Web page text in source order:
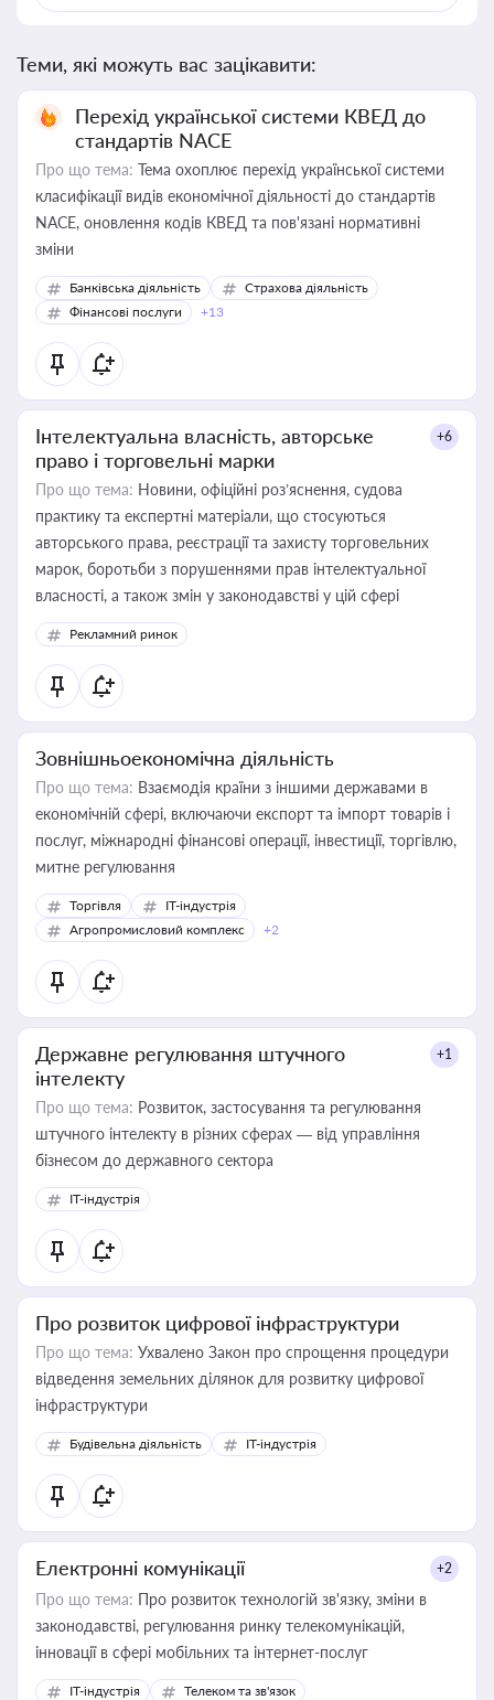
Теми, які можуть вас зацікавити:
Перехід української системи КВЕД до
стандартів NACE
Про що тема: Тема охоплює перехід української системи
класифікації видів економічної діяльності до стандартів
NACE, оновлення кодів КВЕД та пов'язані нормативні
зміни
Банківська діяльність
Страхова діяльність
Фінансові послуги
+13
Інтелектуальна власність, авторське
право і торговельні марки
+6
Про що тема: Новини, офіційні роз’яснення, судова
практику та експертні матеріали, що стосуються
авторського права, реєстрації та захисту торговельних
марок, боротьби з порушеннями прав інтелектуальної
власності, а також змін у законодавстві у цій сфері
Рекламний ринок
Зовнішньоекономічна діяльність
Про що тема: Взаємодія країни з іншими державами в
економічній сфері, включаючи експорт та імпорт товарів і
послуг, міжнародні фінансові операції, інвестиції, торгівлю,
митне регулювання
Торгівля
IT-індустрія
Агропромисловий комплекс
+2
Державне регулювання штучного
інтелекту
+1
Про що тема: Розвиток, застосування та регулювання
штучного інтелекту в різних сферах — від управління
бізнесом до державного сектора
IT-індустрія
Про розвиток цифрової інфраструктури
Про що тема: Ухвалено Закон про спрощення процедури
відведення земельних ділянок для розвитку цифрової
інфраструктури
Будівельна діяльність IT-індустрія
Електронні комунікації +2
Про що тема: Про розвиток технологій зв'язку, зміни в
законодавстві, регулювання ринку телекомунікацій,
інновації в сфері мобільних та інтернет-послуг
IT-індустрія Телеком та зв'язок